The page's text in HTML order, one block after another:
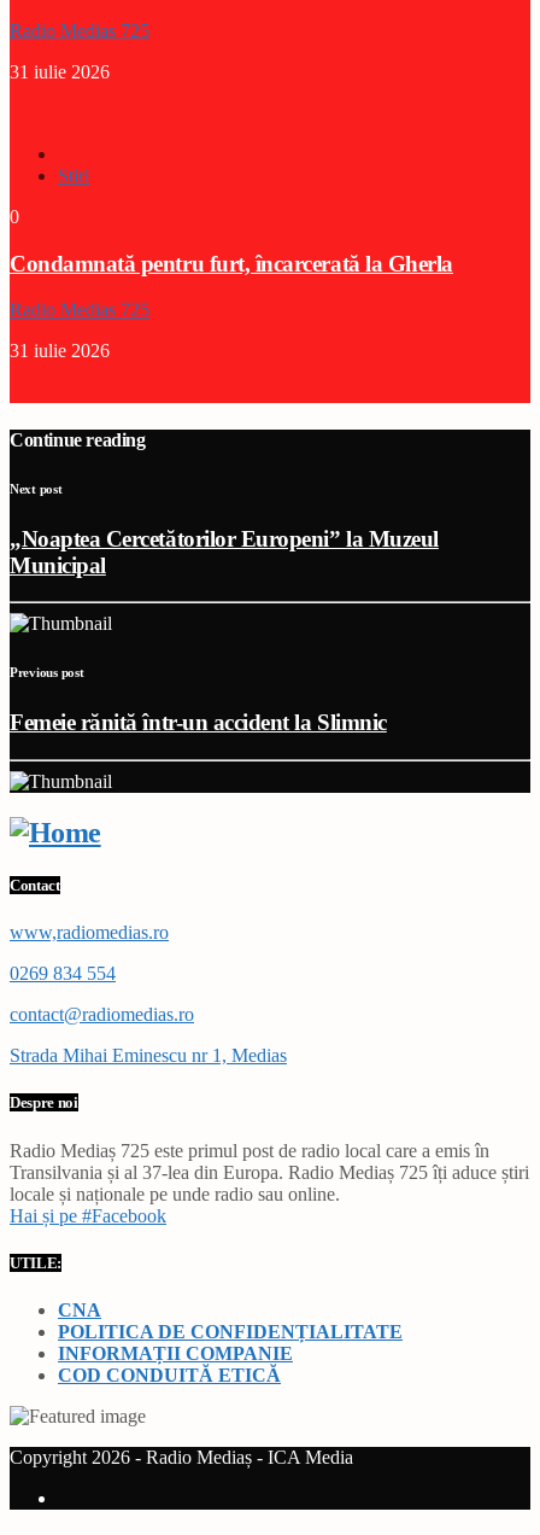
Radio Medias 725
31 iulie 2026
Stiri
0
Condamnată pentru furt, încarcerată la Gherla
Radio Medias 725
31 iulie 2026
Continue reading
Next post
„Noaptea Cercetătorilor Europeni” la Muzeul
Municipal
Previous post
Femeie rănită într-un accident la Slimnic
Contact
www,radiomedias.ro
0269 834 554
contact@radiomedias.ro
Strada Mihai Eminescu nr 1, Medias
Despre noi
Radio Mediaș 725 este primul post de radio local care a emis în
Transilvania și al 37-lea din Europa. Radio Mediaș 725 îți aduce știri
locale și naționale pe unde radio sau online.
Hai și pe #Facebook
UTILE:
CNA
POLITICA DE CONFIDENȚIALITATE
INFORMAȚII COMPANIE
COD CONDUITĂ ETICĂ
Copyright 2026 - Radio Mediaș - ICA Media